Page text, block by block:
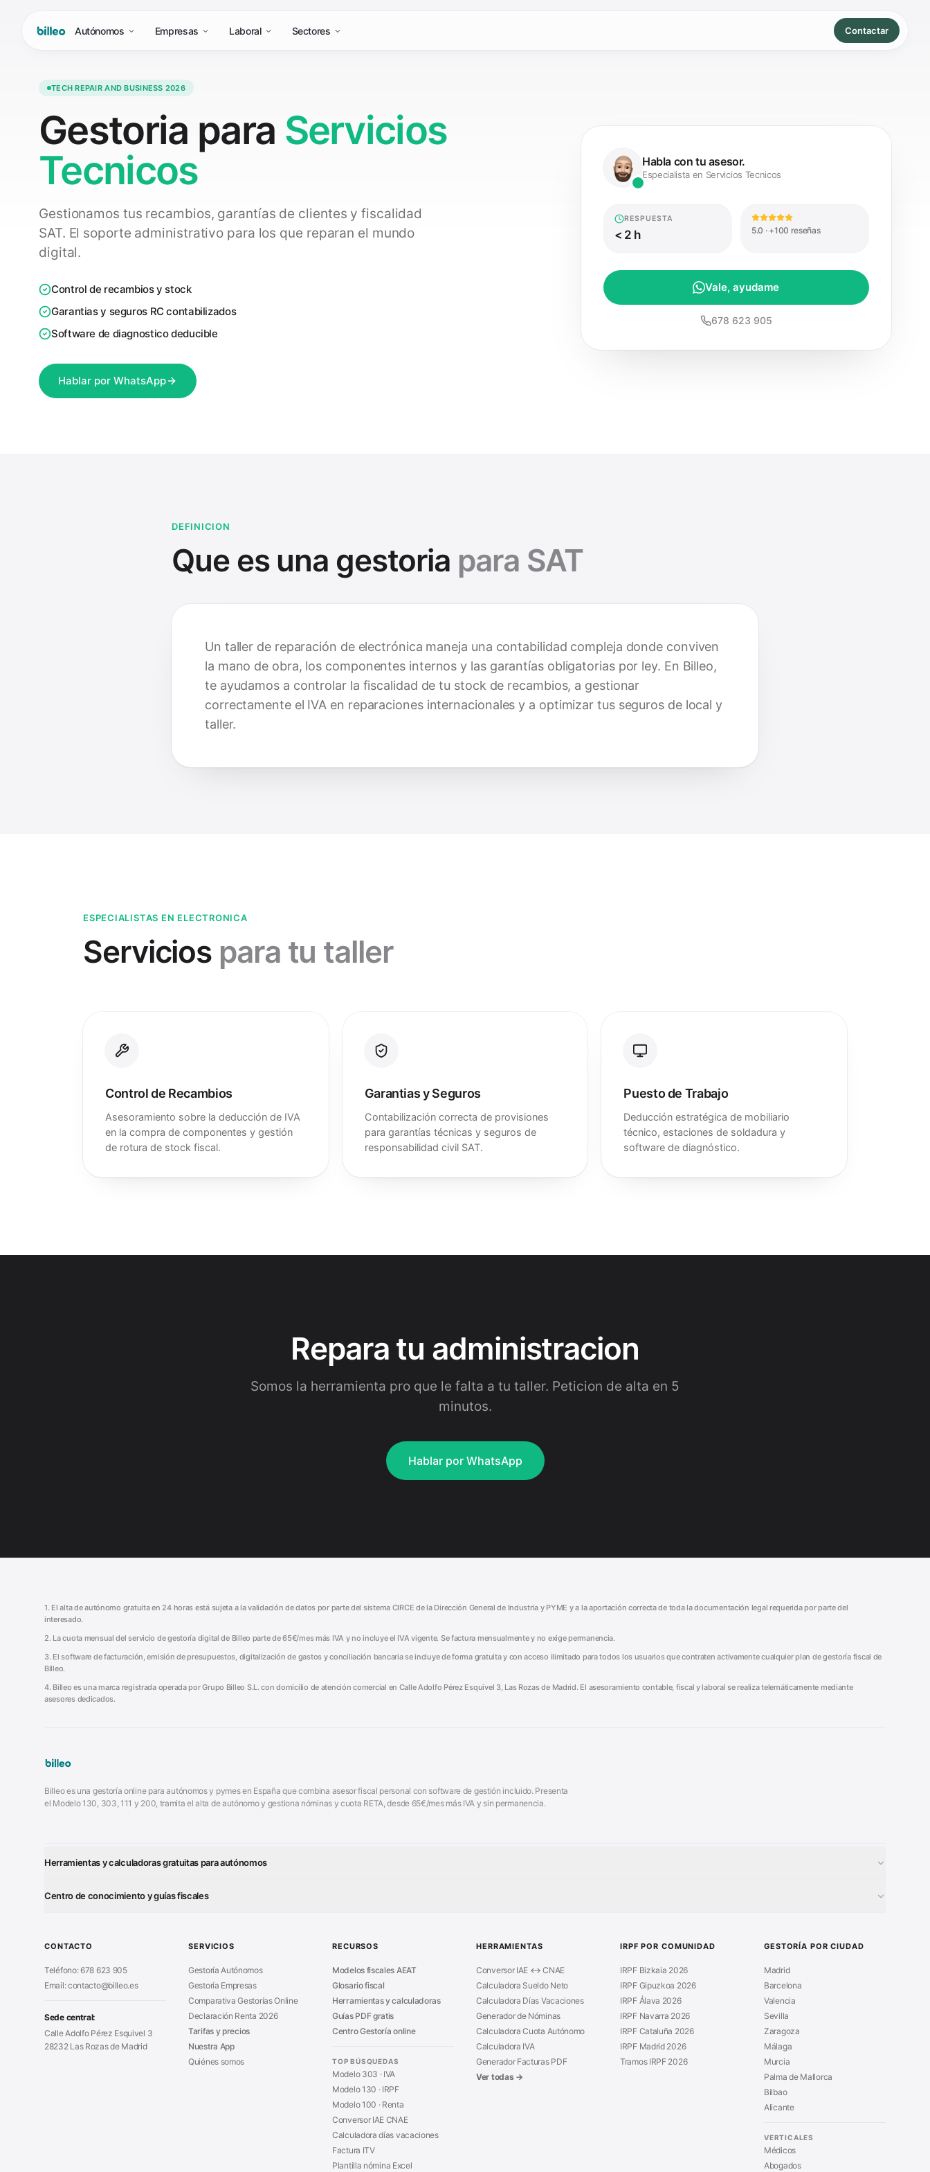
Asesor Fiscal en Billeo
Daniel.
Autónomos Empresas Laboral Sectores Contactar
TECH REPAIR AND BUSINESS 2026
Gestoria para Servicios
Tecnicos
Gestionamos tus recambios, garantías de clientes y fiscalidad
SAT. El soporte administrativo para los que reparan el mundo
digital.
Control de recambios y stock
Garantias y seguros RC contabilizados
Software de diagnostico deducible
Hablar por WhatsApp
Habla con tu asesor.
Especialista en Servicios Tecnicos
RESPUESTA
< 2 h 5.0 · +100 reseñas
Vale, ayudame
678 623 905
DEFINICION
Que es una gestoria para SAT
Un taller de reparación de electrónica maneja una contabilidad compleja donde conviven
la mano de obra, los componentes internos y las garantías obligatorias por ley. En Billeo,
te ayudamos a controlar la fiscalidad de tu stock de recambios, a gestionar
correctamente el IVA en reparaciones internacionales y a optimizar tus seguros de local y
taller.
ESPECIALISTAS EN ELECTRONICA
Servicios para tu taller
Control de Recambios
Asesoramiento sobre la deducción de IVA
en la compra de componentes y gestión
de rotura de stock fiscal.
Garantias y Seguros
Contabilización correcta de provisiones
para garantías técnicas y seguros de
responsabilidad civil SAT.
Puesto de Trabajo
Deducción estratégica de mobiliario
técnico, estaciones de soldadura y
software de diagnóstico.
Repara tu administracion
Somos la herramienta pro que le falta a tu taller. Peticion de alta en 5
minutos.
Hablar por WhatsApp
1. El alta de autónomo gratuita en 24 horas está sujeta a la validación de datos por parte del sistema CIRCE de la Dirección General de Industria y PYME y a la aportación correcta de toda la documentación legal requerida por parte del
interesado.
2. La cuota mensual del servicio de gestoría digital de Billeo parte de 65€/mes más IVA y no incluye el IVA vigente. Se factura mensualmente y no exige permanencia.
3. El software de facturación, emisión de presupuestos, digitalización de gastos y conciliación bancaria se incluye de forma gratuita y con acceso ilimitado para todos los usuarios que contraten activamente cualquier plan de gestoría fiscal de
Billeo.
4. Billeo es una marca registrada operada por Grupo Billeo S.L. con domicilio de atención comercial en Calle Adolfo Pérez Esquivel 3, Las Rozas de Madrid. El asesoramiento contable, fiscal y laboral se realiza telemáticamente mediante
asesores dedicados.
Billeo es una gestoría online para autónomos y pymes en España que combina asesor fiscal personal con software de gestión incluido. Presenta
el Modelo 130, 303, 111 y 200, tramita el alta de autónomo y gestiona nóminas y cuota RETA, desde 65€/mes más IVA y sin permanencia.
Herramientas y calculadoras gratuitas para autónomos
Centro de conocimiento y guías fiscales
■Modelo Autorización Cierre Hoja Registral ■Sanciones Hacienda ■Guía Modelo 303
Asesoría en Madrid
CONTACTO
Teléfono: 678 623 905
Email: contacto@billeo.es
Sede central:
Calle Adolfo Pérez Esquivel 3
28232 Las Rozas de Madrid
SERVICIOS
Gestoría Autónomos
Gestoría Empresas
Comparativa Gestorías Online
Declaración Renta 2026
Tarifas y precios
Nuestra App
Quiénes somos
RECURSOS
Modelos fiscales AEAT
Glosario fiscal
Herramientas y calculadoras
Guías PDF gratis
Centro Gestoría online
TOP BÚSQUEDAS
Modelo 303 · IVA
Modelo 130 · IRPF
Modelo 100 · Renta
Conversor IAE CNAE
Calculadora días vacaciones
Factura ITV
Plantilla nómina Excel
HERRAMIENTAS
Conversor IAE ↔ CNAE
Calculadora Sueldo Neto
Calculadora Días Vacaciones
Generador de Nóminas
Calculadora Cuota Autónomo
Calculadora IVA
Generador Facturas PDF
Ver todas →
IRPF POR COMUNIDAD
IRPF Bizkaia 2026
IRPF Gipuzkoa 2026
IRPF Álava 2026
IRPF Navarra 2026
IRPF Cataluña 2026
IRPF Madrid 2026
Tramos IRPF 2026
GESTORÍA POR CIUDAD
Madrid
Barcelona
Valencia
Sevilla
Zaragoza
Málaga
Murcia
Palma de Mallorca
Bilbao
Alicante
VERTICALES
Médicos
Abogados